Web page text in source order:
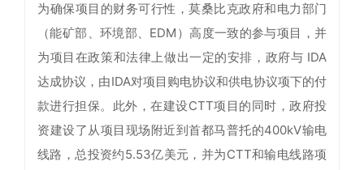
为确保项目的财务可行性，莫桑比克政府和电力部门
（能矿部、环境部、EDM）高度一致的参与项目，并
为项目在政策和法律上做出一定的安排，政府与 IDA
达成协议，由IDA对项目购电协议和供电协议项下的付
款进行担保。此外，在建设CTT项目的同时，政府投
资建设了从项目现场附近到首都马普托的400kV输电
线路，总投资约5.53亿美元，并为CTT和输电线路项